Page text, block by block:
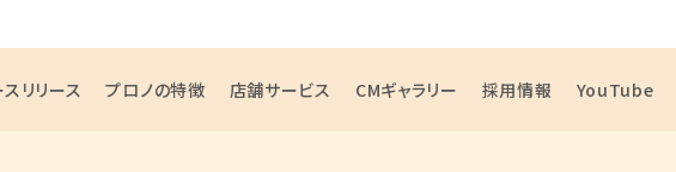
リリース プロノの特徴 店舗サービス CMギャラリー 採用情報 YouTube